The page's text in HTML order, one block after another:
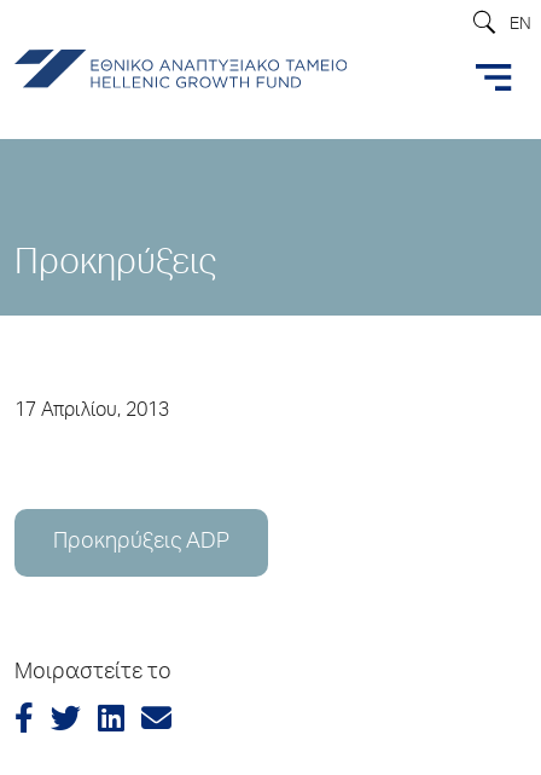
EN
Προκηρύξεις
17 Απριλίου, 2013
Προκηρύξεις ADP
Μοιραστείτε το